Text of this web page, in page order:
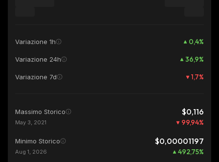
Variazione 1h 0,4%
Variazione 24h 36,9%
Variazione 7d 1,7%
Massimo Storico $0,116
May 3, 2021 99,94%
Minimo Storico $0,00001197
Aug 1, 2026 492,75%